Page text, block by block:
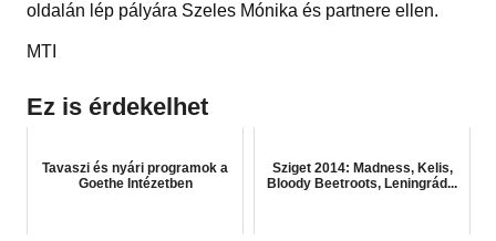
oldalán lép pályára Szeles Mónika és partnere ellen.
MTI
Ez is érdekelhet
Tavaszi és nyári programok a
Goethe Intézetben
Sziget 2014: Madness, Kelis,
Bloody Beetroots, Leningrád...